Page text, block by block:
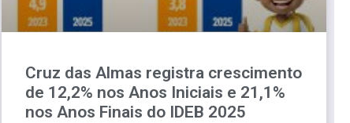
Cruz das Almas registra crescimento
de 12,2% nos Anos Iniciais e 21,1%
nos Anos Finais do IDEB 2025